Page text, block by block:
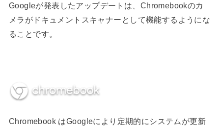
Googleが発表したアップデートは、Chromebookのカ
メラが ドキュメントスキャナー として機能するようにな
ることです。
Chromebook はGoogleにより定期的にシステムが更新